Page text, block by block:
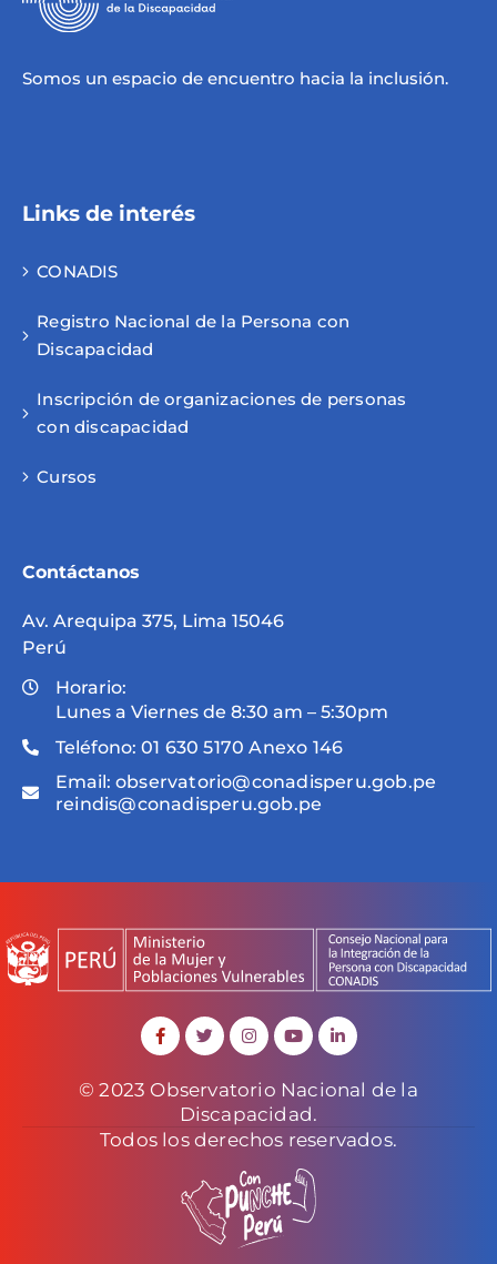
Somos un espacio de encuentro hacia la inclusión.
Links de interés
CONADIS
Registro Nacional de la Persona con
Discapacidad
Inscripción de organizaciones de personas
con discapacidad
Cursos
Contáctanos
Av. Arequipa 375, Lima 15046
Perú
Horario:
Lunes a Viernes de 8:30 am – 5:30pm
Teléfono: 01 630 5170 Anexo 146
Email: observatorio@conadisperu.gob.pe
reindis@conadisperu.gob.pe
© 2023 Observatorio Nacional de la
Discapacidad.
Todos los derechos reservados.